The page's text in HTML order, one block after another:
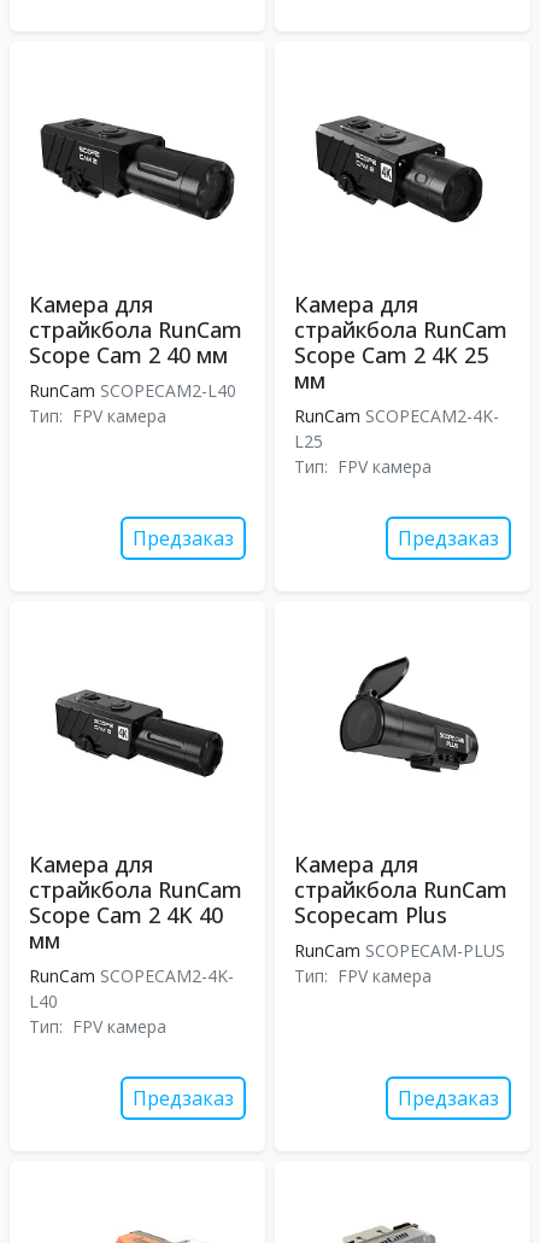
Камера для
страйкбола RunCam
Scope Cam 2 40 мм
RunCam SCOPECAM2-L40
Тип: FPV камера
Предзаказ
Камера для
страйкбола RunCam
Scope Cam 2 4K 25
мм
RunCam SCOPECAM2-4K-
L25
Тип: FPV камера
Предзаказ
Камера для
страйкбола RunCam
Scope Cam 2 4K 40
мм
RunCam SCOPECAM2-4K-
L40
Тип: FPV камера
Предзаказ
Камера для
страйкбола RunCam
Scopecam Plus
RunCam SCOPECAM-PLUS
Тип: FPV камера
Предзаказ